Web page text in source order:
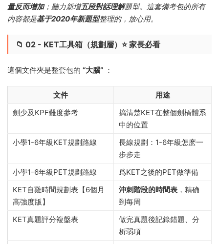
量反而增加；聽力新增五段對話理解題型。這套備考包的所有
内容都是基于2020年新題型整理的，放心用。
📁 02 - KET工具箱（規劃層）⭐ 家長必看
這個文件夾是整套包的 “大腦” ：
文件
用途
劍少及KPF難度參考
搞清楚KET在整個劍橋體系
中的位置
小學1-6年級KET規劃路線
長線規劃：1-6年級怎麽一
步步走
小學1-6年級PET規劃路線
爲KET之後的PET做準備
KET自雞時間規劃表【6個月
高強度版】
沖刺階段的時間表 ，精确
到每周
KET真題評分複盤表
做完真題後記錄錯題、分
析弱項